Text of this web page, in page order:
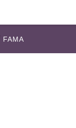
FAMA